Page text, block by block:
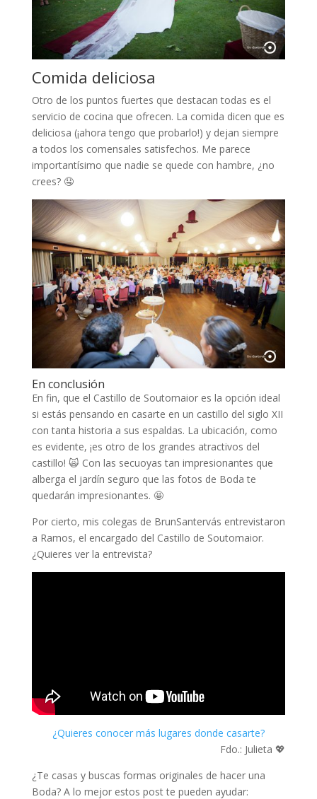
Comida deliciosa
Otro de los puntos fuertes que destacan todas es el
servicio de cocina que ofrecen. La comida dicen que es
deliciosa (¡ahora tengo que probarlo!) y dejan siempre
a todos los comensales satisfechos. Me parece
importantísimo que nadie se quede con hambre, ¿no
crees? 🤤
En conclusión
En fin, que el Castillo de Soutomaior es la opción ideal
si estás pensando en casarte en un castillo del siglo XII
con tanta historia a sus espaldas. La ubicación, como
es evidente, ¡es otro de los grandes atractivos del
castillo! 🙀 Con las secuoyas tan impresionantes que
alberga el jardín seguro que las fotos de Boda te
quedarán impresionantes. 🤩
Por cierto, mis colegas de BrunSantervás entrevistaron
a Ramos, el encargado del Castillo de Soutomaior.
¿Quieres ver la entrevista?
¿Quieres conocer más lugares donde casarte?
Fdo.: Julieta 💖
¿Te casas y buscas formas originales de hacer una
Boda? A lo mejor estos post te pueden ayudar: